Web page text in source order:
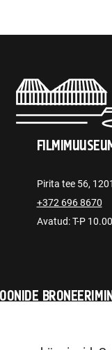
Pirita tee 56,
+372 696 8670
Avatud: T-P